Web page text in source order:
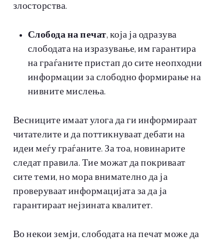
злосторства.
Слобода на печат, која ја одразува
слободата на изразување, им гарантира
на граѓаните пристап до сите неопходни
информации за слободно формирање на
нивните мислења.
Весниците имаат улога да ги информираат
читателите и да поттикнуваат дебати на
идеи меѓу граѓаните. За тоа, новинарите
следат правила. Тие можат да покриваат
сите теми, но мора внимателно да ја
проверуваат информацијата за да ја
гарантираат нејзината квалитет.
Во некои земји, слободата на печат може да